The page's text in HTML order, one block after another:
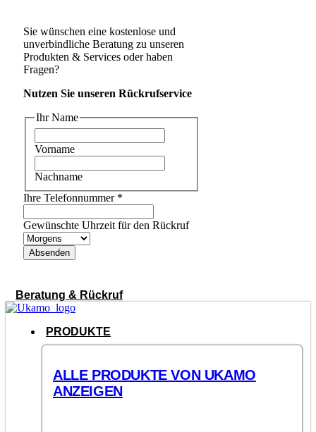
Sie wünschen eine kostenlose und
unverbindliche Beratung zu unseren
Produkten & Services oder haben
Fragen?
Nutzen Sie unseren Rückrufservice
Ihr Name
Vorname
Nachname
Ihre Telefonnummer *
Gewünschte Uhrzeit für den Rückruf
Absenden
Beratung & Rückruf
PRODUKTE
ALLE PRODUKTE VON UKAMO
ANZEIGEN